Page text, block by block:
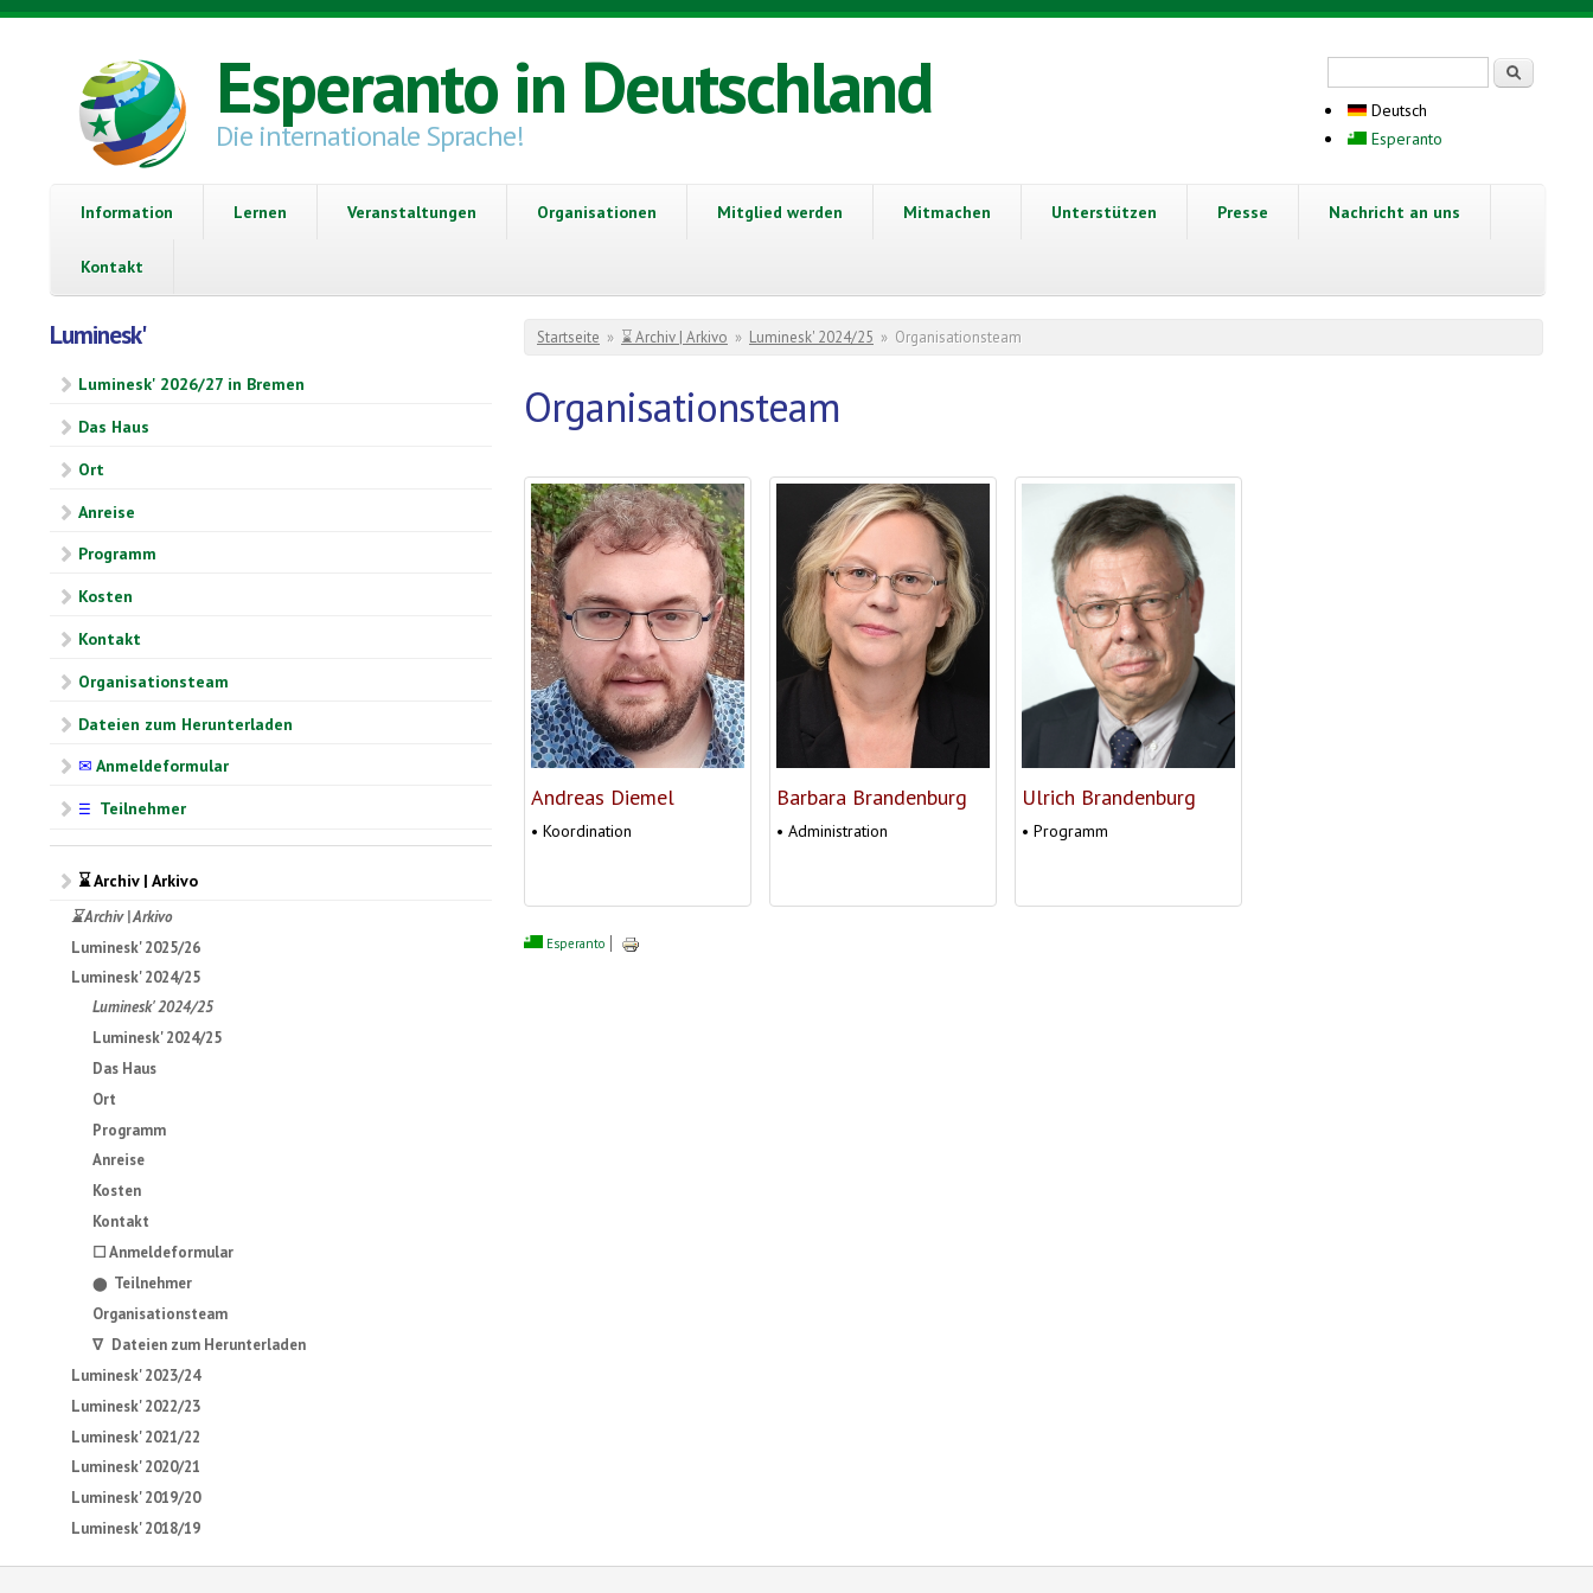
Direkt zum Inhalt
Esperanto in Deutschland
Die internationale Sprache!
Deutsch
Esperanto
Information Lernen Veranstaltungen Organisationen Mitglied werden Mitmachen Unterstützen Presse Nachricht an uns
Kontakt
Luminesk'
Luminesk' 2026/27 in Bremen
Das Haus
Ort
Anreise
Programm
Kosten
Kontakt
Organisationsteam
Dateien zum Herunterladen
✉ Anmeldeformular
☰ Teilnehmer
⌛ Archiv | Arkivo
⌛ Archiv | Arkivo
Luminesk' 2025/26
Luminesk' 2024/25
Luminesk' 2024/25
Luminesk' 2024/25
Das Haus
Ort
Programm
Anreise
Kosten
Kontakt
☐ Anmeldeformular
⬤ Teilnehmer
Organisationsteam
∇ Dateien zum Herunterladen
Luminesk' 2023/24
Luminesk' 2022/23
Luminesk' 2021/22
Luminesk' 2020/21
Luminesk' 2019/20
Luminesk' 2018/19
Sie sind hier
Startseite » ⌛ Archiv | Arkivo » Luminesk' 2024/25 » Organisationsteam
Organisationsteam
Andreas Diemel
• Koordination
Barbara Brandenburg
• Administration
Ulrich Brandenburg
• Programm
Esperanto